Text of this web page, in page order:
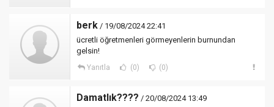
berk / 19/08/2024 22:41
ücretli öğretmenleri görmeyenlerin burnundan
gelsin!
Yanıtla (0) (0)
Damatlık???? / 20/08/2024 13:49